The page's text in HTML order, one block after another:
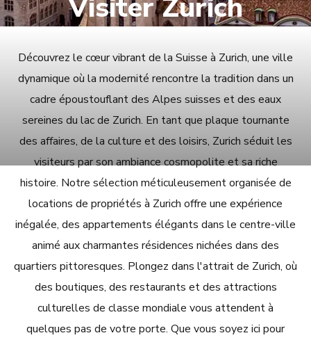
Découvrez le cœur vibrant de la Suisse à Zurich, une ville
dynamique où la modernité rencontre la tradition dans un
cadre époustouflant des Alpes suisses et des eaux
sereines du lac de Zurich. En tant que plaque tournante
des affaires, de la culture et des loisirs, Zurich séduit les
visiteurs par son ambiance cosmopolite et sa riche
histoire. Notre sélection méticuleusement organisée de
locations de propriétés à Zurich offre une expérience
inégalée, des appartements élégants dans le centre-ville
animé aux charmantes résidences nichées dans des
quartiers pittoresques. Plongez dans l'attrait de Zurich, où
des boutiques, des restaurants et des attractions
culturelles de classe mondiale vous attendent à
quelques pas de votre porte. Que vous soyez ici pour